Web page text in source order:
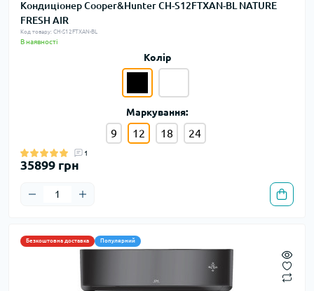
Кондиціонер Cooper&Hunter CH-S12FTXAN-BL NATURE
FRESH AIR
Код товару: CH-S12FTXAN-BL
В наявності
Колір
Маркування:
9 12 18 24
1
35899 грн
Безкоштовна доставка Популярний